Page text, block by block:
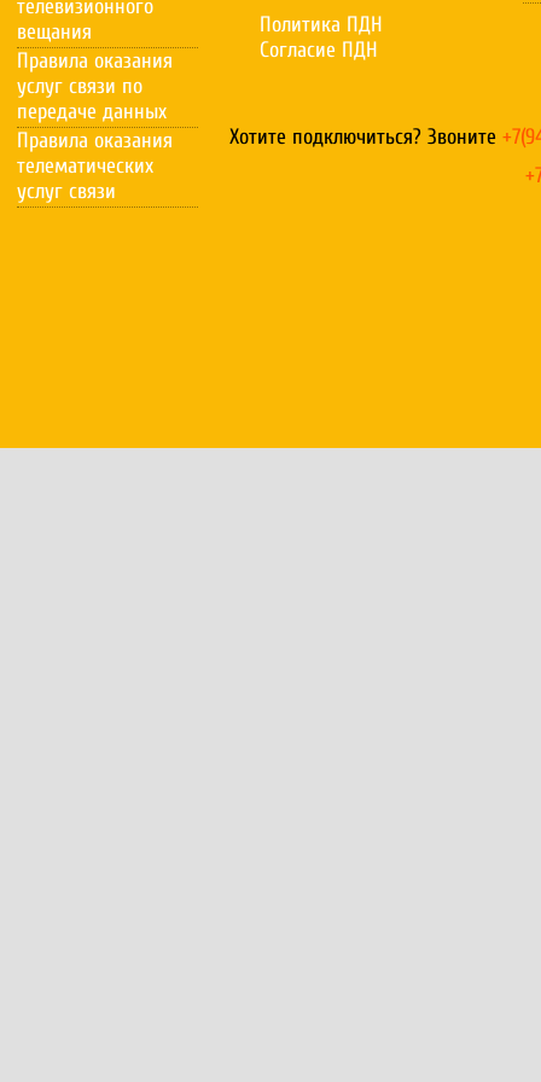
телевизионного
вещания
Правила оказания
услуг связи по
передаче данных
Правила оказания
телематических
услуг связи
Политика ПДН
Cогласие ПДН
Хотите подключиться? Звоните